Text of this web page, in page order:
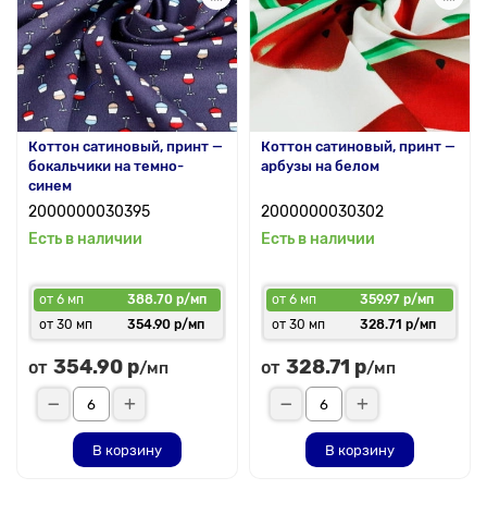
Коттон сатиновый, принт —
бокальчики на темно-
синем
2000000030395
Есть в наличии
от 6 мп
388.70 р/мп
от 30 мп
354.90 р/мп
от 354.90 р/мп
В корзину
Коттон сатиновый, принт —
арбузы на белом
2000000030302
Есть в наличии
от 6 мп
359.97 р/мп
от 30 мп
328.71 р/мп
от 328.71 р/мп
В корзину